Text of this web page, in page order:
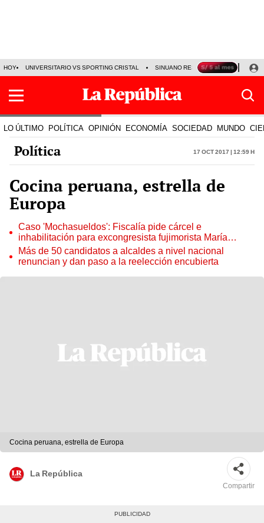
HOY UNIVERSITARIO VS SPORTING CRISTAL SINUANO RESULTADOS HOY
LO ÚLTIMO POLÍTICA OPINIÓN ECONOMÍA SOCIEDAD MUNDO
Política 17 Oct 2017 | 12:59 h
Cocina peruana, estrella de
Europa
Caso 'Mochasueldos': Fiscalía pide cárcel e
inhabilitación para excongresista fujimorista María
Cordero Jon Tay
Más de 50 candidatos a alcaldes a nivel nacional
renuncian y dan paso a la reelección encubierta
Cocina peruana, estrella de Europa
La República
Compartir